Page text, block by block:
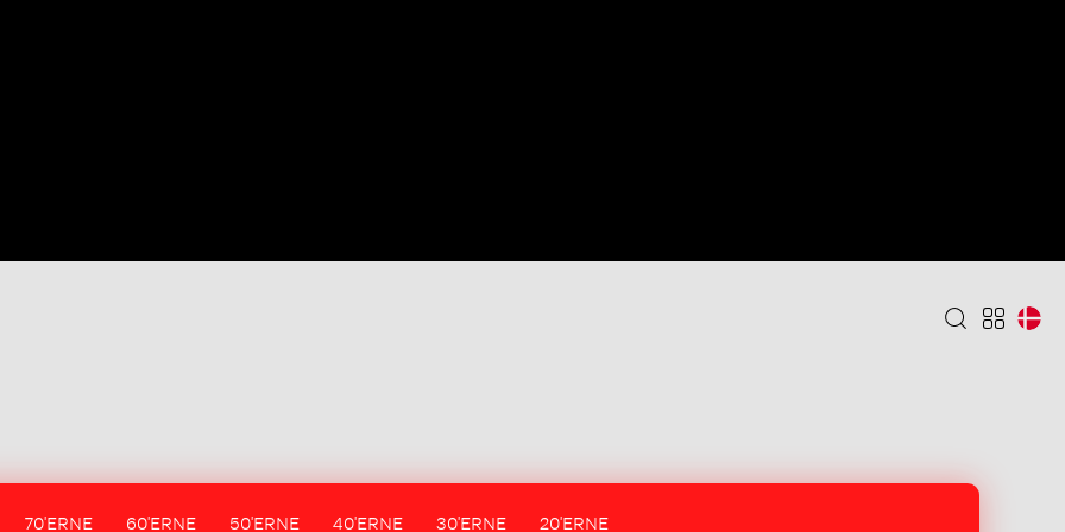
70'ERNE 60'ERNE 50'ERNE 40'ERNE 30'ERNE
20'ERNE